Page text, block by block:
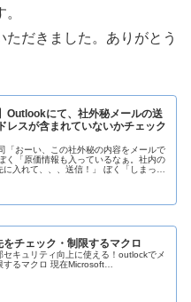
ただきました。ありがとう
Outlookにて、社外秘メールの送
レスが含まれていないかチェック
「おーい、この社外秘の内容をメールで
く「原価情報も入っているなぁ。社内の
に入れて、、、送信！」 ぼく「しまっ
チェック・制限するマクロ
セキュリティ向上に使える！outlockでメ
するマクロ 現在Microsoft…